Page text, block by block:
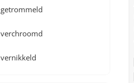
getrommeld
verchroomd
vernikkeld